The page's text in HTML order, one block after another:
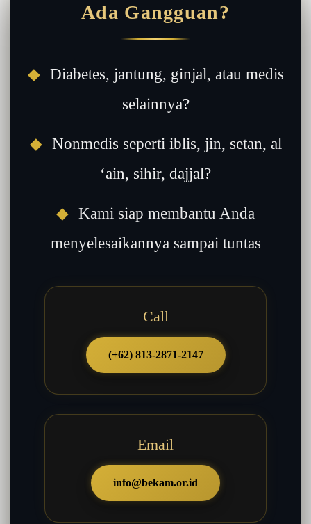
Ada Gangguan?
◆ Diabetes, jantung, ginjal, atau medis
selainnya?
◆ Nonmedis seperti iblis, jin, setan, al
‘ain, sihir, dajjal?
◆ Kami siap membantu Anda
menyelesaikannya sampai tuntas
Call
(+62) 813-2871-2147
Email
info@bekam.or.id